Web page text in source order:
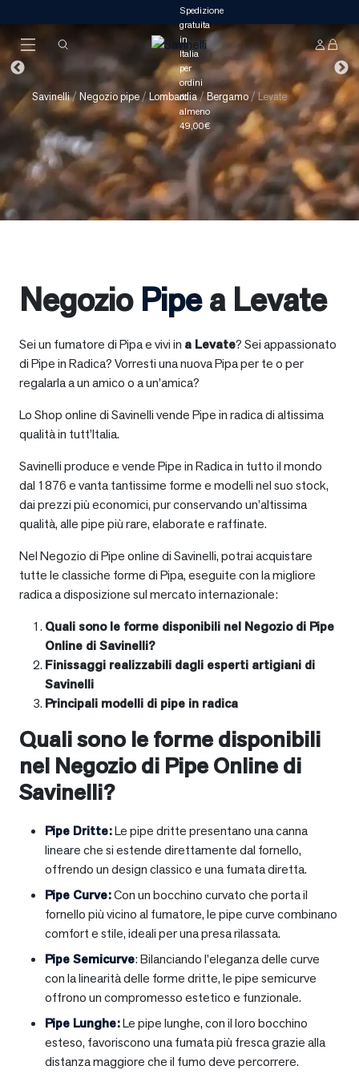
Savinelli/ Negozio pipe/Lombardia/Bergamo /Levate
Negozio Pipea Levate
Sei un fumatore di Pipa e vivi in a Levate? Sei appassionato
di Pipe in Radica? Vorresti una nuova Pipa per te o per
regalarla a un amico o a un’amica?
Lo Shop online di Savinelli vende Pipe in radica di altissima
qualità in tutt’Italia.
Savinelli produce e vende Pipe in Radica in tutto il mondo
dal 1876 e vanta tantissime forme e modelli nel suo stock,
dai prezzi più economici, pur conservando un’altissima
qualità, alle pipe più rare, elaborate e raffinate.
Nel Negozio di Pipe online di Savinelli, potrai acquistare
tutte le classiche forme di Pipa, eseguite con la migliore
radica a disposizione sul mercato internazionale:
Quali sono le forme disponibili nel Negozio di Pipe
Online di Savinelli?
Finissaggi realizzabili dagli esperti artigiani di
Savinelli
Principali modelli di pipe in radica
Quali sono le forme disponibili
nel Negozio di Pipe Online di
Savinelli?
Pipe Dritte:Le pipe dritte presentano una canna
lineare che si estende direttamente dal fornello,
offrendo un design classico e una fumata diretta.
Pipe Curve:Con un bocchino curvato che porta il
fornello più vicino al fumatore, le pipe curve combinano
comfort e stile, ideali per una presa rilassata.
Pipe Semicurve: Bilanciando l’eleganza delle curve
con la linearità delle forme dritte, le pipe semicurve
offrono un compromesso estetico e funzionale.
Pipe Lunghe:Le pipe lunghe, con il loro bocchino
esteso, favoriscono una fumata più fresca grazie alla
distanza maggiore che il fumo deve percorrere.